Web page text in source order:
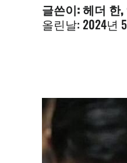
글쓴이: 헤더 한
올린날: 2024년